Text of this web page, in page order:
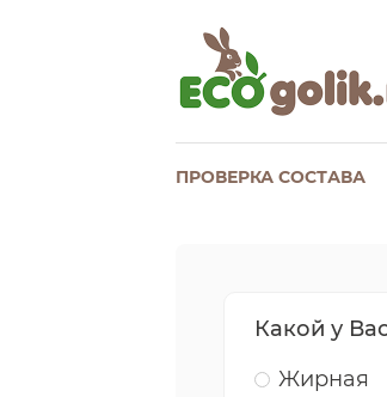
ПРОВЕРКА СОСТАВА
Какой у
Жирная